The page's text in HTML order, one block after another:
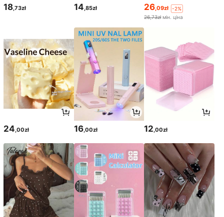
18,73zł 14,85zł 26,09zł
-2%
26,73zł мін. ціна
24 ,00zł 16,00zł 12 ,00zł